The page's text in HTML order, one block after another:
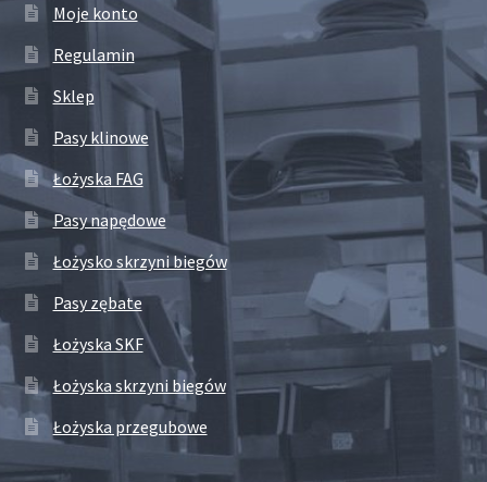
Moje konto
Regulamin
Sklep
Pasy klinowe
Łożyska FAG
Pasy napędowe
Łożysko skrzyni biegów
Pasy zębate
Łożyska SKF
Łożyska skrzyni biegów
Łożyska przegubowe